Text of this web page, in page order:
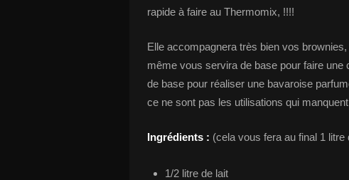
rapide à faire au Thermomix, !!!!
Elle accompagnera très bien vos
même vous servira de base pour faire
de base pour réaliser une bavaroise
ce ne sont pas les utilisations qui
Ingrédients : (cela vous fera au final 1
1/2 litre de lait